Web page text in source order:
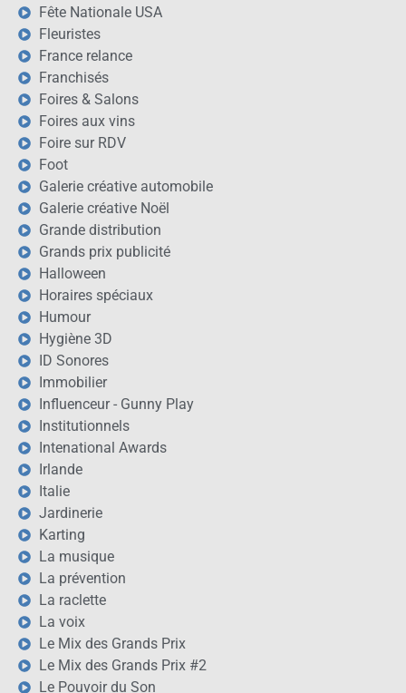
Fête Nationale USA
Fleuristes
France relance
Franchisés
Foires & Salons
Foires aux vins
Foire sur RDV
Foot
Galerie créative automobile
Galerie créative Noël
Grande distribution
Grands prix publicité
Halloween
Horaires spéciaux
Humour
Hygiène 3D
ID Sonores
Immobilier
Influenceur - Gunny Play
Institutionnels
Intenational Awards
Irlande
Italie
Jardinerie
Karting
La musique
La prévention
La raclette
La voix
Le Mix des Grands Prix
Le Mix des Grands Prix #2
Le Pouvoir du Son